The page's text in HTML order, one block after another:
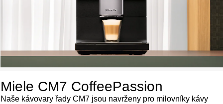
Miele CM7 CoffeePassion
Naše kávovary řady CM7 jsou navrženy pro milovníky kávy